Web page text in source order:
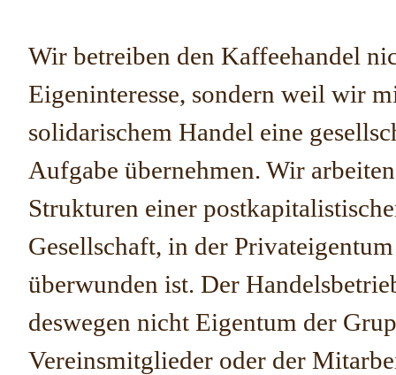
Wir betreiben den Kaffeehandel
Eigeninteresse, sondern weil wir
solidarischem Handel eine
Aufgabe übernehmen. Wir
Strukturen einer
Gesellschaft, in der Privateigentum
überwunden ist. Der
deswegen nicht Eigentum der
Vereinsmitglieder oder der